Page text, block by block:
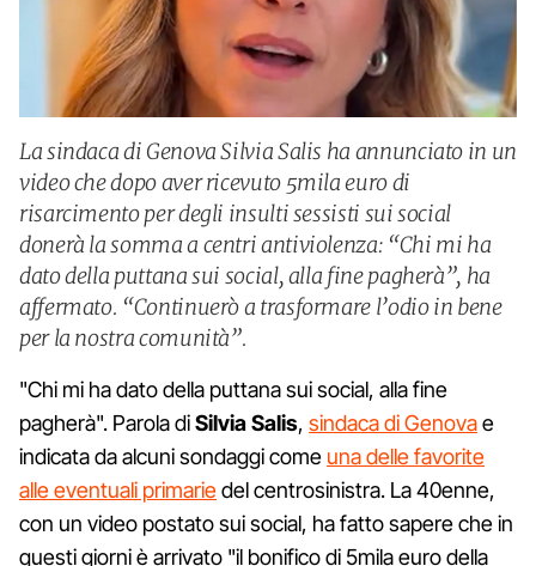
La sindaca di Genova Silvia Salis ha annunciato in un
video che dopo aver ricevuto 5mila euro di
risarcimento per degli insulti sessisti sui social
donerà la somma a centri antiviolenza: “Chi mi ha
dato della puttana sui social, alla fine pagherà”, ha
affermato. “Continuerò a trasformare l’odio in bene
per la nostra comunità”.
"Chi mi ha dato della puttana sui social, alla fine
pagherà". Parola diSilvia Salis, sindaca di Genovae
indicata da alcuni sondaggi come una delle favorite
alle eventuali primariedel centrosinistra. La 40enne,
con un video postato sui social, ha fatto sapere che in
questi giorni è arrivato "il bonifico di 5mila euro della